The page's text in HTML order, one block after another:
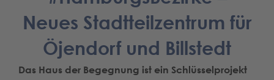
Neues Stadtteilzentrum für
Öjendorf und Billstedt
Das Haus der Begegnung ist ein Schlüsselprojekt